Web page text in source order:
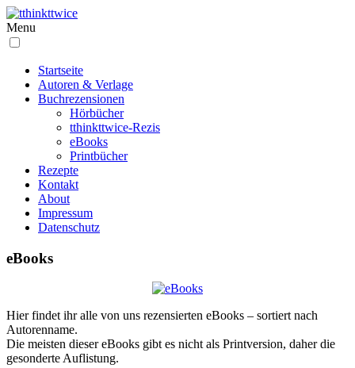
Menu
Startseite
Autoren & Verlage
Buchrezensionen
Hörbücher
tthinkttwice-Rezis
eBooks
Printbücher
Rezepte
Kontakt
About
Impressum
Datenschutz
eBooks
Hier findet ihr alle von uns rezensierten eBooks – sortiert nach
Autorenname.
Die meisten dieser eBooks gibt es nicht als Printversion, daher die
gesonderte Auflistung.